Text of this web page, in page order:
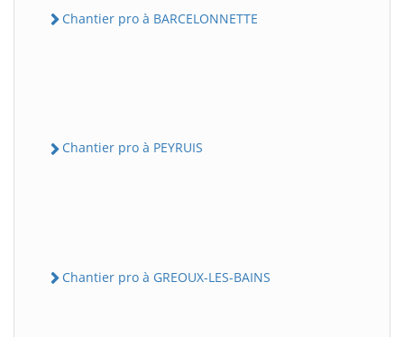
Chantier pro à BARCELONNETTE
Chantier pro à PEYRUIS
Chantier pro à GREOUX-LES-BAINS